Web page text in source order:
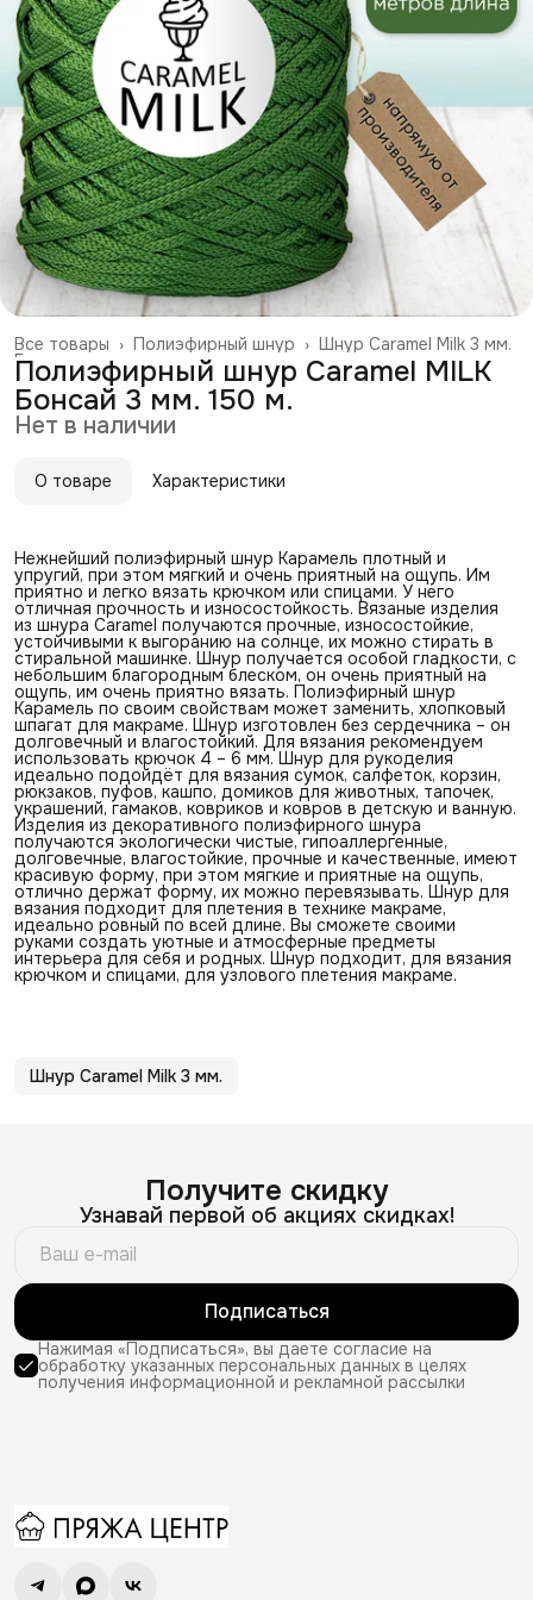
Шнур Caramel Milk 3 мм.
Полиэфирный шнур ›
Все товары ›
Главная ›
Полиэфирный шнур Caramel MILK
Бонсай 3 мм. 150 м.
Нет в наличии
О товаре Характеристики
Нежнейший полиэфирный шнур Карамель плотный и
упругий, при этом мягкий и очень приятный на ощупь. Им
приятно и легко вязать крючком или спицами. У него
отличная прочность и износостойкость. Вязаные изделия
из шнура Caramel получаются прочные, износостойкие,
устойчивыми к выгоранию на солнце, их можно стирать в
стиральной машинке. Шнур получается особой гладкости, с
небольшим благородным блеском, он очень приятный на
ощупь, им очень приятно вязать. Полиэфирный шнур
Карамель по своим свойствам может заменить, хлопковый
шпагат для макраме. Шнур изготовлен без сердечника – он
долговечный и влагостойкий. Для вязания рекомендуем
использовать крючок 4 – 6 мм. Шнур для рукоделия
идеально подойдёт для вязания сумок, салфеток, корзин,
рюкзаков, пуфов, кашпо, домиков для животных, тапочек,
украшений, гамаков, ковриков и ковров в детскую и ванную.
Изделия из декоративного полиэфирного шнура
получаются экологически чистые, гипоаллергенные,
долговечные, влагостойкие, прочные и качественные, имеют
красивую форму, при этом мягкие и приятные на ощупь,
отлично держат форму, их можно перевязывать. Шнур для
вязания подходит для плетения в технике макраме,
идеально ровный по всей длине. Вы сможете своими
руками создать уютные и атмосферные предметы
интерьера для себя и родных. Шнур подходит, для вязания
крючком и спицами, для узлового плетения макраме.
Шнур Caramel Milk 3 мм.
Получите скидку
Узнавай первой об акциях скидках!
Подписаться
Нажимая «Подписаться», вы даете согласие на
обработку указанных персональных данных в целях
получения информационной и рекламной рассылки